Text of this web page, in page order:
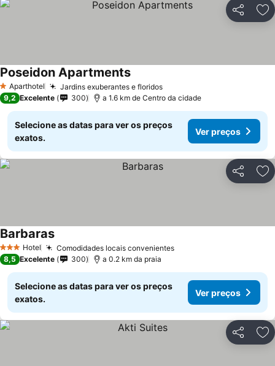
Partilhar
1 Estrelas
Aparthotel Jardins exuberantes e floridos
Poseidon Apartments
9,2 Excelente 300 a 1.6 km de Centro da cidade
Selecione as datas para ver os preços
exatos.
Ver preços
Partilhar
3 EstrelasHotel Comodidades locais convenientes
Barbaras
8,5 Excelente 300 a 0.2 km da praia
Selecione as datas para ver os preços
exatos.
Ver preços
Partilhar